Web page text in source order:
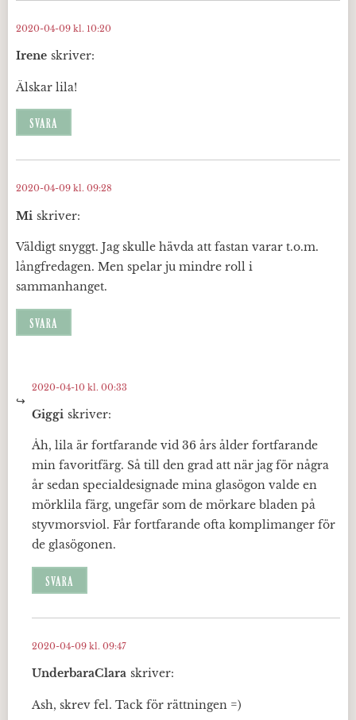
Irene skriver:
2020-04-09 kl. 10:20
Älskar lila!
SVARA
Mi skriver:
2020-04-09 kl. 09:28
Väldigt snyggt. Jag skulle hävda att fastan varar t.o.m.
långfredagen. Men spelar ju mindre roll i
sammanhanget.
SVARA
Giggi skriver:
2020-04-10 kl. 00:33
Åh, lila är fortfarande vid 36 års ålder fortfarande
min favoritfärg. Så till den grad att när jag för några
år sedan specialdesignade mina glasögon valde en
mörklila färg, ungefär som de mörkare bladen på
styvmorsviol. Får fortfarande ofta komplimanger för
de glasögonen.
SVARA
UnderbaraClara skriver:
2020-04-09 kl. 09:47
Ash, skrev fel. Tack för rättningen =)